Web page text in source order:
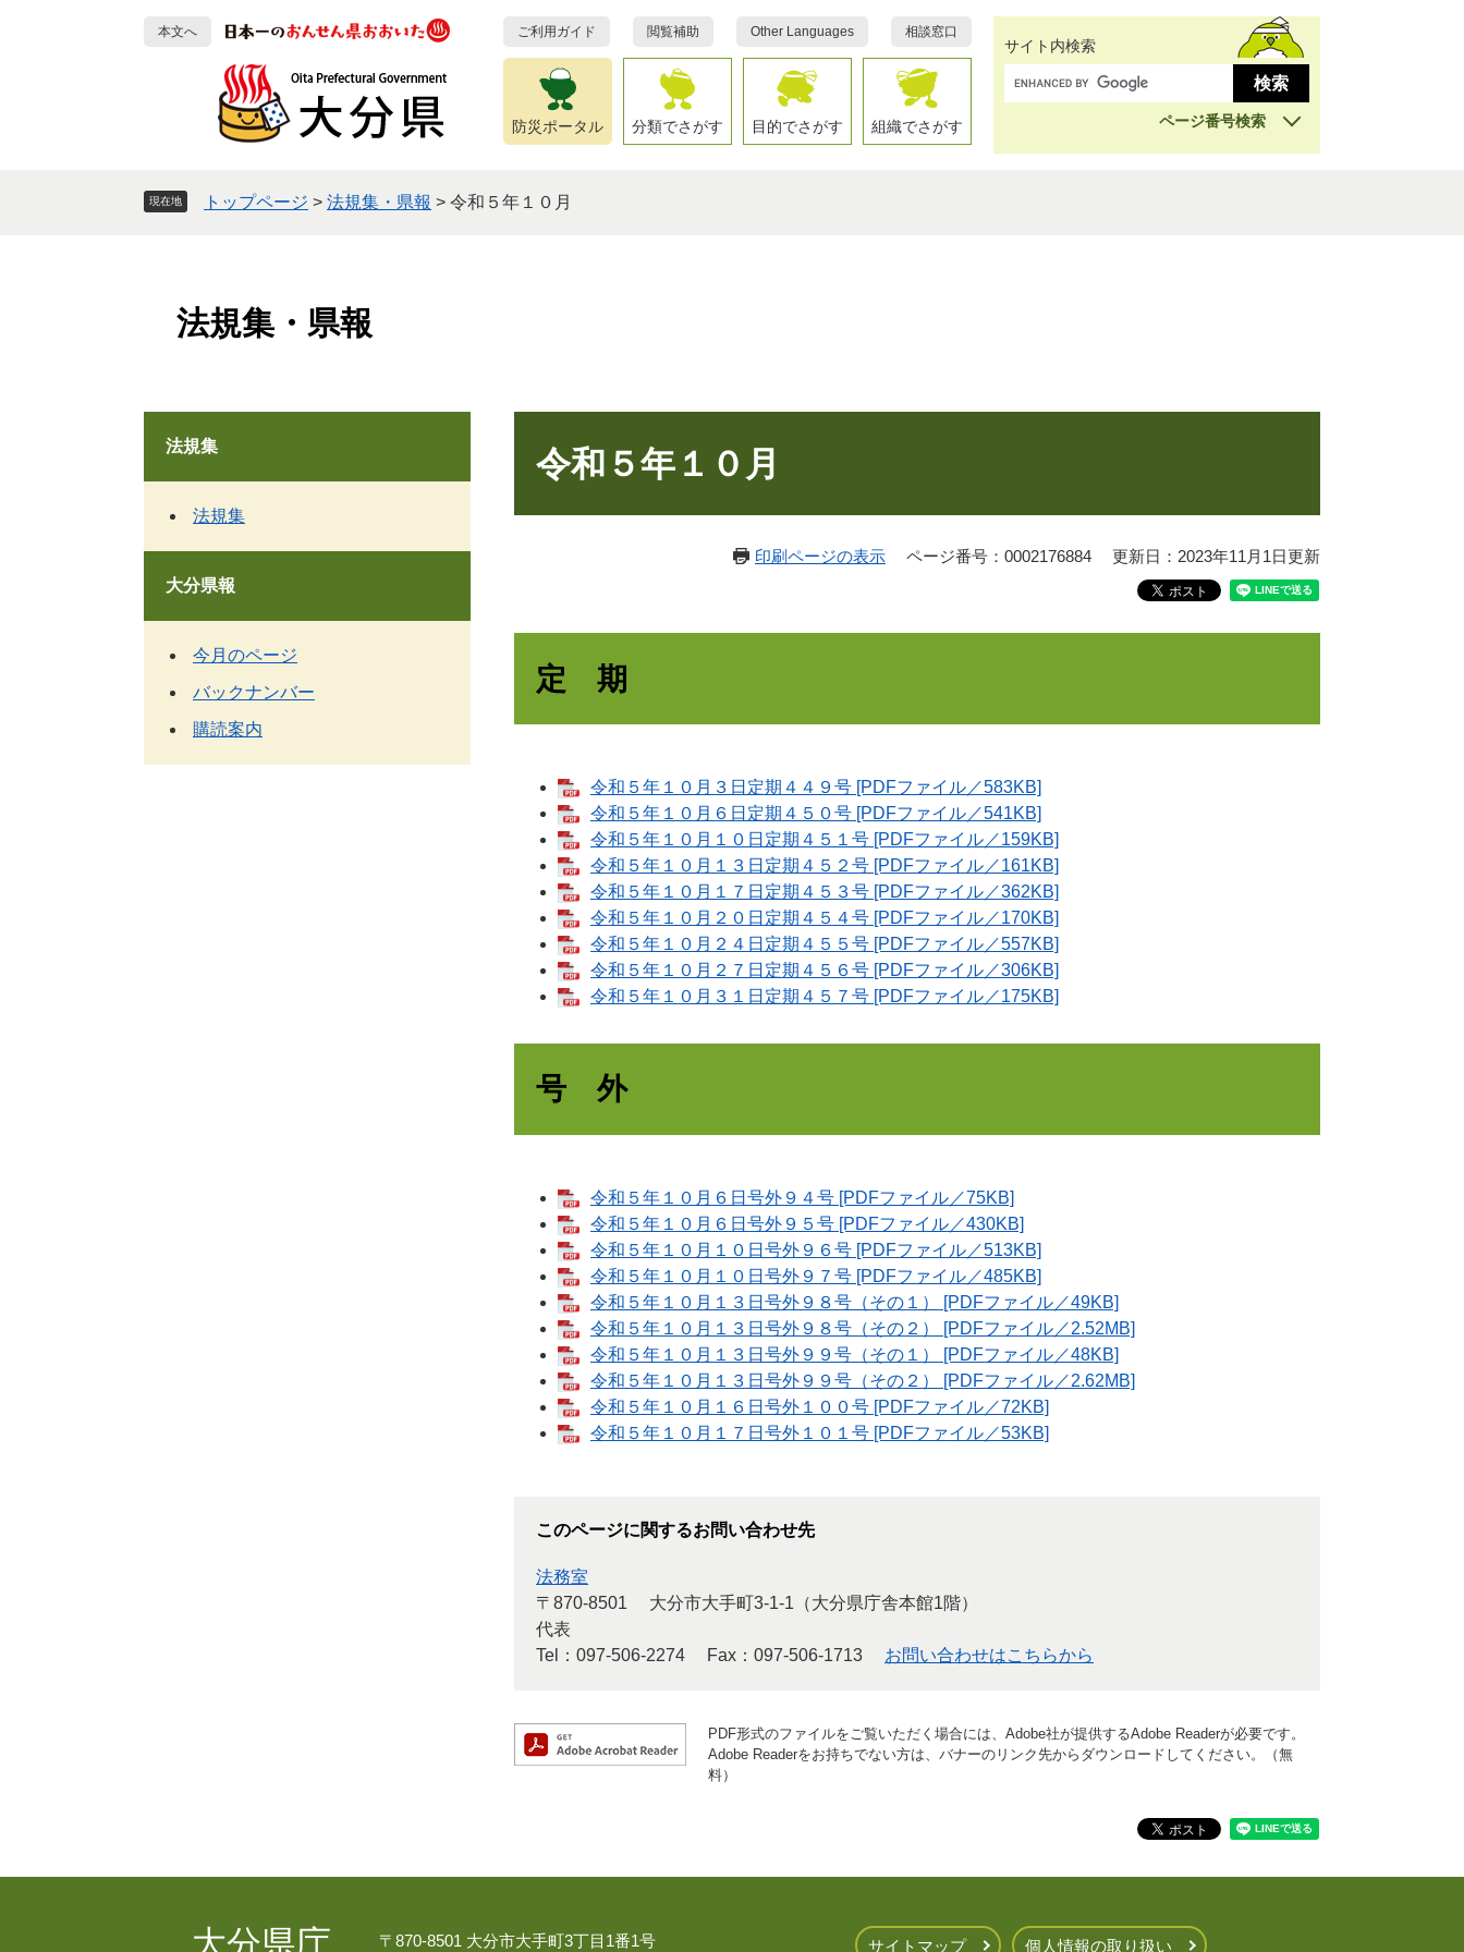
本文へ ご利用ガイド 閲覧補助 Other Languages 相談窓口
防災ポータル 分類でさがす 目的でさがす 組織でさがす
サイト内検索
ページ番号検索
現在地 トップページ > 法規集・県報 > 令和５年１０月
法規集・県報
令和５年１０月
印刷ページの表示 ページ番号：0002176884 更新日：2023年11月1日更新
定 期
令和５年１０月３日定期４４９号 [PDFファイル／583KB]
令和５年１０月６日定期４５０号 [PDFファイル／541KB]
令和５年１０月１０日定期４５１号 [PDFファイル／159KB]
令和５年１０月１３日定期４５２号 [PDFファイル／161KB]
令和５年１０月１７日定期４５３号 [PDFファイル／362KB]
令和５年１０月２０日定期４５４号 [PDFファイル／170KB]
令和５年１０月２４日定期４５５号 [PDFファイル／557KB]
令和５年１０月２７日定期４５６号 [PDFファイル／306KB]
令和５年１０月３１日定期４５７号 [PDFファイル／175KB]
号 外
令和５年１０月６日号外９４号 [PDFファイル／75KB]
令和５年１０月６日号外９５号 [PDFファイル／430KB]
令和５年１０月１０日号外９６号 [PDFファイル／513KB]
令和５年１０月１０日号外９７号 [PDFファイル／485KB]
令和５年１０月１３日号外９８号（その１） [PDFファイル／49KB]
令和５年１０月１３日号外９８号（その２） [PDFファイル／2.52MB]
令和５年１０月１３日号外９９号（その１） [PDFファイル／48KB]
令和５年１０月１３日号外９９号（その２） [PDFファイル／2.62MB]
令和５年１０月１６日号外１００号 [PDFファイル／72KB]
令和５年１０月１７日号外１０１号 [PDFファイル／53KB]
このページに関するお問い合わせ先
法務室
〒870-8501
大分市大手町3-1-1（大分県庁舎本館1階）
代表
Tel：097-506-2274
Fax：097-506-1713 お問い合わせはこちらから
PDF形式のファイルをご覧いただく場合には、Adobe社が提供するAdobe Readerが必要です。
Adobe Readerをお持ちでない方は、バナーのリンク先からダウンロードしてください。（無
料）
法規集
法規集
大分県報
今月のページ
バックナンバー
購読案内
大分県庁 〒870-8501 大分市大手町3丁目1番1号 サイトマップ 個人情報の取り扱い